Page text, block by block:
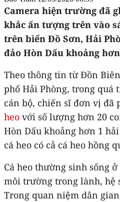
Camera hiện trường đã
khắc ấn tượng trên vào
trên biển Đồ Sơn, Hải
đảo Hòn Dấu khoảng
Theo thông tin từ Đồn
phố Hải Phòng, trong
cán bộ, chiến sĩ đơn vị đã
heo với số lượng hơn 20
Hòn Dấu khoảng hơn 1
cá heo có cả cá heo hồng
Cá heo thường sinh sống
môi trường trong lành, hệ
Trong quan niệm dân